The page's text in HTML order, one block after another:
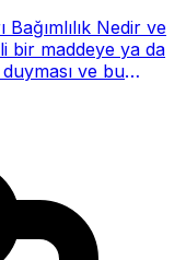
Bağımlılık Nedir ve
bir maddeye ya da
ve bu